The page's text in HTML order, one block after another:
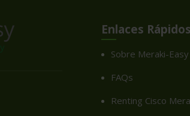
Enlaces Rápidos
Sobre Meraki-Easy
FAQs
Renting Cisco